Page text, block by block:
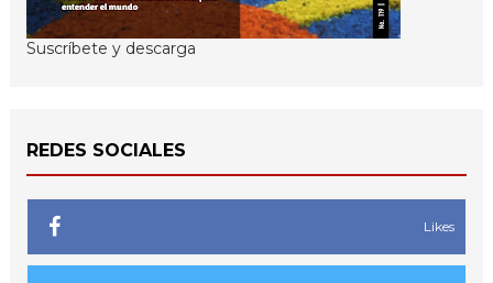
Suscríbete y descarga
REDES SOCIALES
Likes